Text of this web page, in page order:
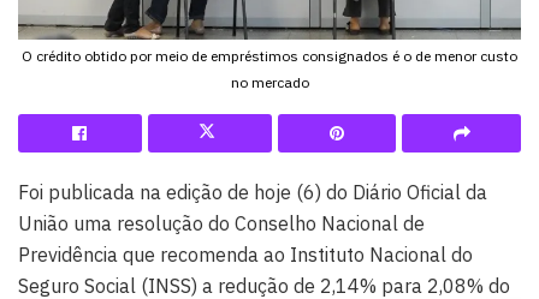
O crédito obtido por meio de empréstimos consignados é o de menor custo
no mercado
Foi publicada na edição de hoje (6) do Diário Oficial da
União uma resolução do Conselho Nacional de
Previdência que recomenda ao Instituto Nacional do
Seguro Social (INSS) a redução de 2,14% para 2,08% do